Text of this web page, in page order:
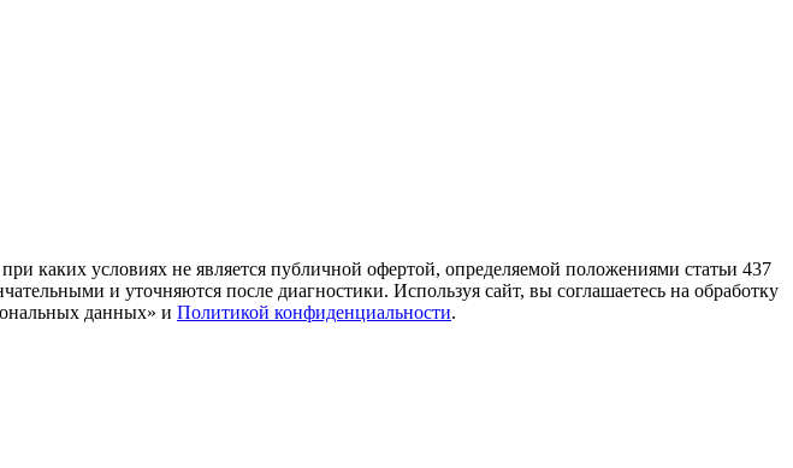
каких условиях не является публичной офертой, определяемой положениями статьи 437
и уточняются после диагностики. Используя сайт, вы соглашаетесь на обработку
данных» и Политикой конфиденциальности.